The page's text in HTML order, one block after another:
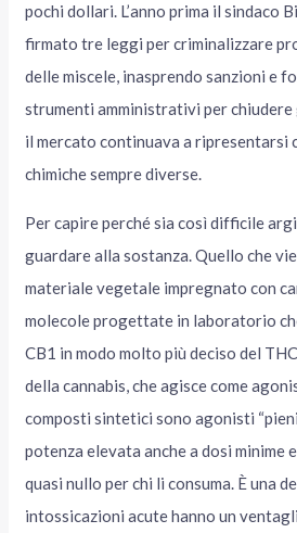
pochi dollari. L’anno prima il sindaco
firmato tre leggi per criminalizzare
delle miscele, inasprendo sanzioni e
strumenti amministrativi per
il mercato continuava a ripresentarsi
chimiche sempre diverse.
Per capire perché sia così difficile
guardare alla sostanza. Quello che
materiale vegetale impregnato con
molecole progettate in laboratorio
CB1 in modo molto più deciso del
della cannabis, che agisce come
composti sintetici sono agonisti
potenza elevata anche a dosi minime
quasi nullo per chi li consuma. È una
intossicazioni acute hanno un